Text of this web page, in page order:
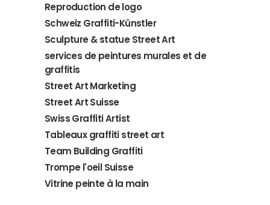
Reproduction de logo
Schweiz Graffiti-Künstler
Sculpture & statue Street Art
services de peintures murales et de
graffitis
Street Art Marketing
Street Art Suisse
Swiss Graffiti Artist
Tableaux graffiti street art
Team Building Graffiti
Trompe l'oeil Suisse
Vitrine peinte à la main